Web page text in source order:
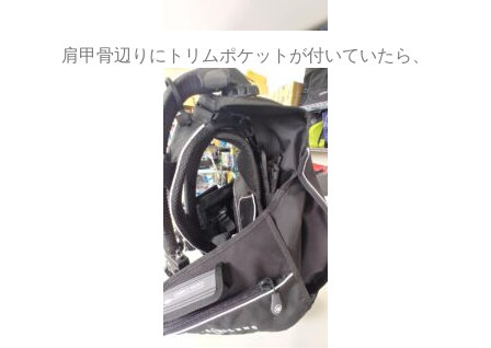
肩甲骨辺りにトリムポケットが付いていたら、